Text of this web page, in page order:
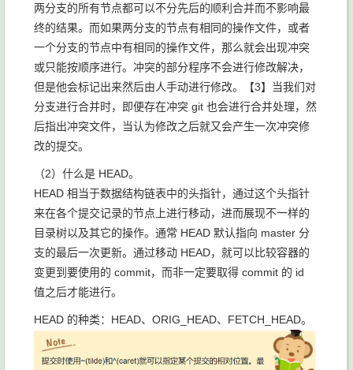
两分支的所有节点都可以不分先后的顺利合并而不影响最
终的结果。而如果两分支的节点有相同的操作文件，或者
一个分支的节点中有相同的操作文件，那么就会出现冲突
或只能按顺序进行。冲突的部分程序不会进行修改解决，
但是他会标记出来然后由人手动进行修改。【3】当我们对
分支进行合并时，即便存在冲突 git 也会进行合并处理，然
后指出冲突文件，当认为修改之后就又会产生一次冲突修
改的提交。
（2）什么是 HEAD。
HEAD 相当于数据结构链表中的头指针，通过这个头指针
来在各个提交记录的节点上进行移动，进而展现不一样的
目录树以及其它的操作。通常 HEAD 默认指向 master 分
支的最后一次更新。通过移动 HEAD，就可以比较容器的
变更到要使用的 commit，而非一定要取得 commit 的 id
值之后才能进行。
HEAD 的种类：HEAD、ORIG_HEAD、FETCH_HEAD。